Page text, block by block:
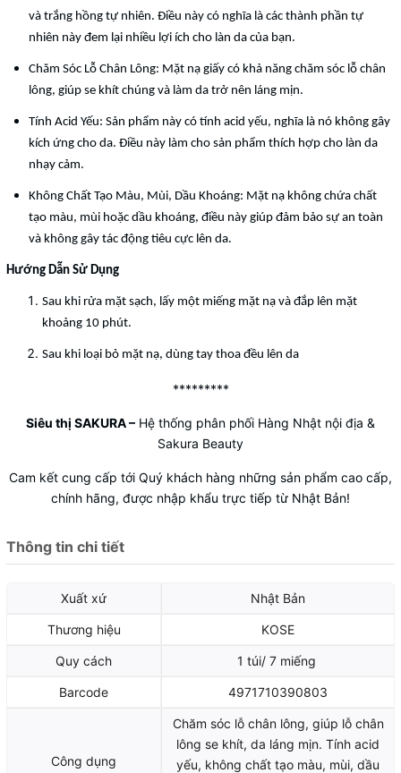
và trắng hồng tự nhiên. Điều này có nghĩa là các thành phần tự
nhiên này đem lại nhiều lợi ích cho làn da của bạn.
Chăm Sóc Lỗ Chân Lông: Mặt nạ giấy có khả năng chăm sóc lỗ chân
lông, giúp se khít chúng và làm da trở nên láng mịn.
Tính Acid Yếu: Sản phẩm này có tính acid yếu, nghĩa là nó không gây
kích ứng cho da. Điều này làm cho sản phẩm thích hợp cho làn da
nhạy cảm.
Không Chất Tạo Màu, Mùi, Dầu Khoáng: Mặt nạ không chứa chất
tạo màu, mùi hoặc dầu khoáng, điều này giúp đảm bảo sự an toàn
và không gây tác động tiêu cực lên da.
Hướng Dẫn Sử Dụng
Sau khi rửa mặt sạch, lấy một miếng mặt nạ và đắp lên mặt
khoảng 10 phút.
Sau khi loại bỏ mặt nạ, dùng tay thoa đều lên da
*********
Siêu thị SAKURA– Hệ thống phân phối Hàng Nhật nội địa &
Sakura Beauty
Cam kết cung cấp tới Quý khách hàng những sản phẩm cao cấp,
chính hãng, được nhập khẩu trực tiếp từ Nhật Bản!
Thông tin chi tiết
Xuất xứ Nhật Bản
Thương hiệu KOSE
Quy cách 1 túi/ 7 miếng
Barcode 4971710390803
Công dụng
Chăm sóc lỗ chân lông, giúp lỗ chân
lông se khít, da láng mịn. Tính acid
yếu, không chất tạo màu, mùi, dầu